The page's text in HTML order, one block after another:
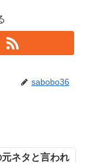
sabobo36
元ネタと言われ